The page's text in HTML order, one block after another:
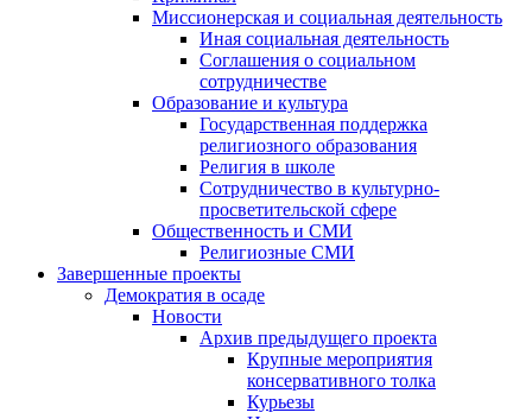
Миссионерская и социальная деятельность
Иная социальная деятельность
Соглашения о социальном
сотрудничестве
Образование и культура
Государственная поддержка
религиозного образования
Религия в школе
Сотрудничество в культурно-
просветительской сфере
Общественность и СМИ
Религиозные СМИ
Завершенные проекты
Демократия в осаде
Новости
Архив предыдущего проекта
Крупные мероприятия
консервативного толка
Курьезы